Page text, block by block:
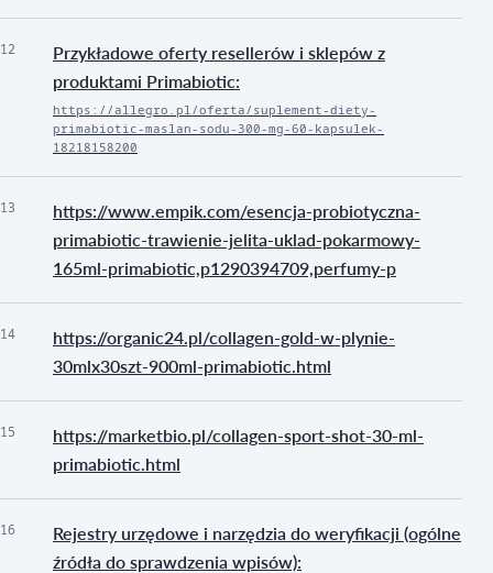
12
Przykładowe oferty resellerów i sklepów z
produktami Primabiotic:
https://allegro.pl/oferta/suplement-diety-
primabiotic-maslan-sodu-300-mg-60-kapsulek-
18218158200
13
https://www.empik.com/esencja-probiotyczna-
primabiotic-trawienie-jelita-uklad-pokarmowy-
165ml-primabiotic,p1290394709,perfumy-p
14
https://organic24.pl/collagen-gold-w-plynie-
30mlx30szt-900ml-primabiotic.html
15
https://marketbio.pl/collagen-sport-shot-30-ml-
primabiotic.html
16
Rejestry urzędowe i narzędzia do weryfikacji (ogólne
źródła do sprawdzenia wpisów):